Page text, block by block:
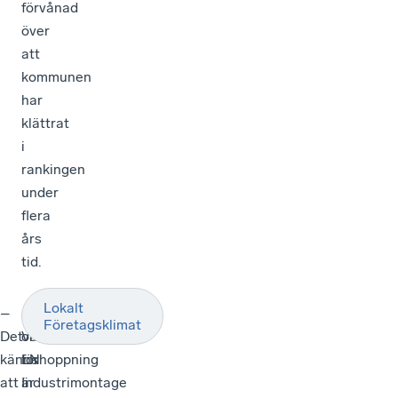
förvånad
över
att
kommunen
har
klättrat
i
rankingen
under
flera
års
tid.
–
Det
känns
att
Även
om
LN
Industrimontage
–
Vår
förhoppning
är
Lokalt
Företagsklimat